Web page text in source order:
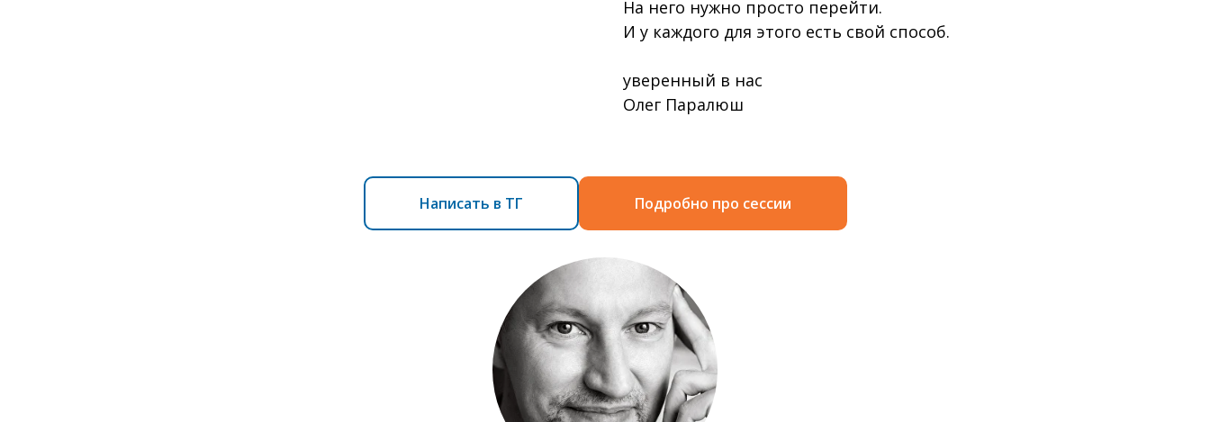
На него нужно просто перейти.
И у каждого для этого есть свой способ.
уверенный в нас
Олег Паралюш
Написать в ТГ Подробно про сессии